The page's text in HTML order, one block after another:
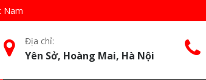
Nam
Địa chỉ:
Yên Sở, Hoàng Mai, Hà Nội